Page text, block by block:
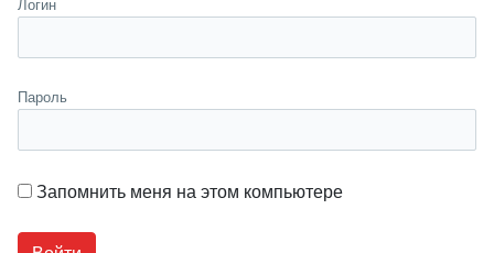
Пароль
Запомнить меня на этом компьютере